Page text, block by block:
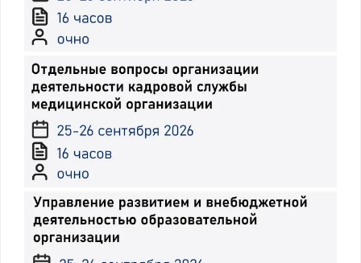
проведении инфузионной терапии
инфузионных сред
2.8.2. Современная классификация и
плазмозаменителей, средств для
инфузионной терапии
по профилактике осложнений
инфузионной терапии